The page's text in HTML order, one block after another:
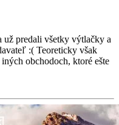
už predali všetky výtlačky a
:( Teoreticky však
obchodoch, ktoré ešte